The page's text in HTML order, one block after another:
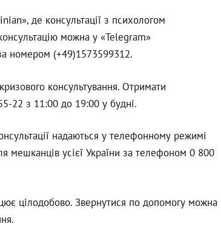
де консультації з психологом
можна у «Telegram»
номером (+49)1573599312.
консультування. Отримати
22 з 11:00 до 19:00 у будні.
надаються у телефонному режимі
мешканців усієї України за телефоном 0 800
цілодобово. Звернутися по допомогу можна